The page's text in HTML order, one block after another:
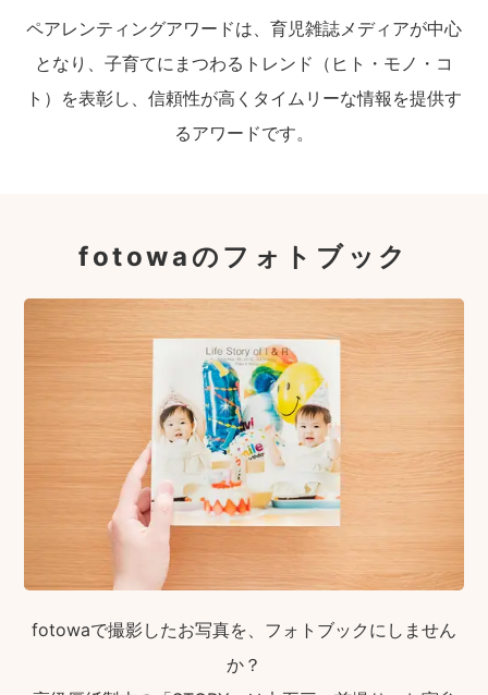
ペアレンティングアワードは、育児雑誌メディアが中心
となり、子育てにまつわるトレンド（ヒト・モノ・コ
ト）を表彰し、信頼性が高くタイムリーな情報を提供す
るアワードです。
fotowaのフォトブック
fotowaで撮影したお写真を、フォトブックにしません
か？